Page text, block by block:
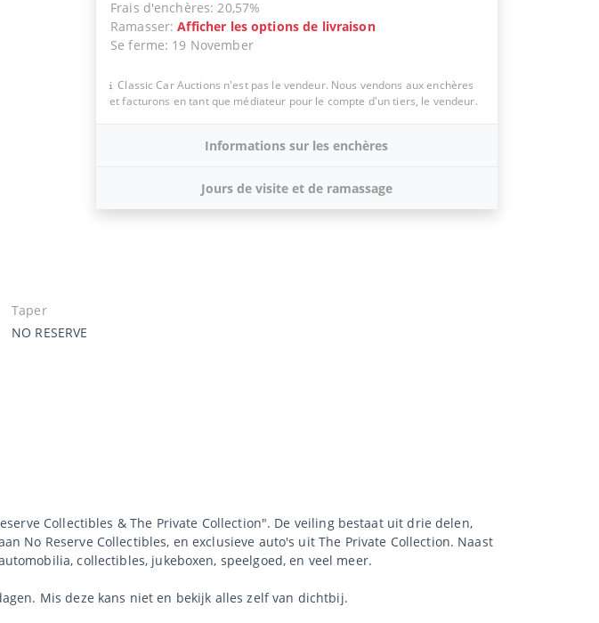
Frais d'enchères:20,57%
Ramasser:Afficher les options de livraison
Se ferme: 19 November
Classic Car Auctions n'est pas le vendeur. Nous vendons aux enchères
et facturons en tant que médiateur pour le compte d'un tiers, le vendeur.
Informations sur les enchères
Jours de visite et de ramassage
Taper
NO RESERVE
Collectibles & The Private Collection". De veiling bestaat uit drie delen,
No Reserve Collectibles, en exclusieve auto's uit The Private Collection. Naast
collectibles, jukeboxen, speelgoed, en veel meer.
Mis deze kans niet en bekijk alles zelf van dichtbij.